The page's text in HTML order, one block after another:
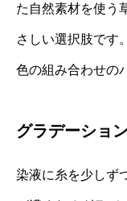
た自然素材を使う
さしい選択肢です
色の組み合わせの
グラデーショ
染液に糸を少しず